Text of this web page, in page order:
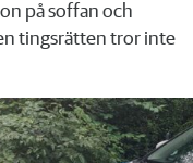
på soffan och
tingsrätten tror inte